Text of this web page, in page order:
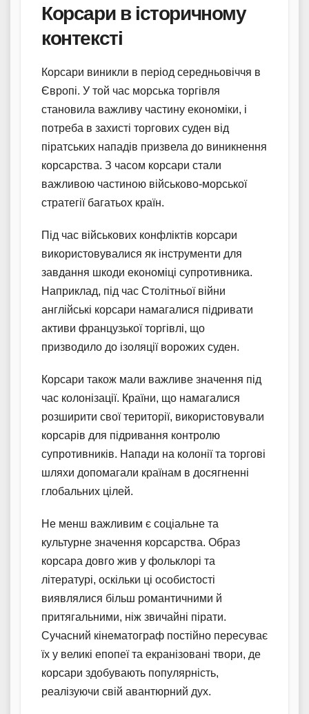
Корсари в історичному
контексті
Корсари виникли в період середньовіччя в
Європі. У той час морська торгівля
становила важливу частину економіки, і
потреба в захисті торгових суден від
піратських нападів призвела до виникнення
корсарства. З часом корсари стали
важливою частиною військово-морської
стратегії багатьох країн.
Під час військових конфліктів корсари
використовувалися як інструменти для
завдання шкоди економіці супротивника.
Наприклад, під час Столітньої війни
англійські корсари намагалися підривати
активи французької торгівлі, що
призводило до ізоляції ворожих суден.
Корсари також мали важливе значення під
час колонізації. Країни, що намагалися
розширити свої території, використовували
корсарів для підривання контролю
супротивників. Напади на колонії та торгові
шляхи допомагали країнам в досягненні
глобальних цілей.
Не менш важливим є соціальне та
культурне значення корсарства. Образ
корсара довго жив у фольклорі та
літературі, оскільки ці особистості
виявлялися більш романтичними й
притягальними, ніж звичайні пірати.
Сучасний кінематограф постійно пересуває
їх у великі епопеї та екранізовані твори, де
корсари здобувають популярність,
реалізуючи свій авантюрний дух.